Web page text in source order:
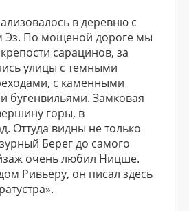
в деревню с
Эз. По мощеной дороге мы
сарацинов, за
улицы с темными
с каменными
бугенвильями. Замковая
горы, в
Оттуда видны не только
Берег до самого
очень любил Ницше.
Ривьеру, он писал здесь